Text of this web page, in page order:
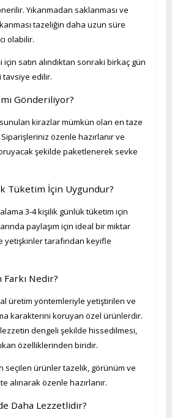
Yıkanmadan saklanması ve
tazeliğin daha uzun süre
olabilir.
satın alındıktan sonraki birkaç gün
edilir.
Gönderiliyor?
kirazlar mümkün olan en taze
özenle hazırlanır ve
şekilde paketlenerek sevke
Tüketim İçin Uygundur?
3-4 kişilik günlük tüketim için
paylaşım için ideal bir miktar
yetişkinler tarafından keyifle
Farkı Nedir?
üretim yöntemleriyle yetiştirilen ve
karakterini koruyan özel ürünlerdir.
dengeli şekilde hissedilmesi,
özelliklerinden biridir.
seçilen ürünler tazelik, görünüm ve
alınarak özenle hazırlanır.
Daha Lezzetlidir?